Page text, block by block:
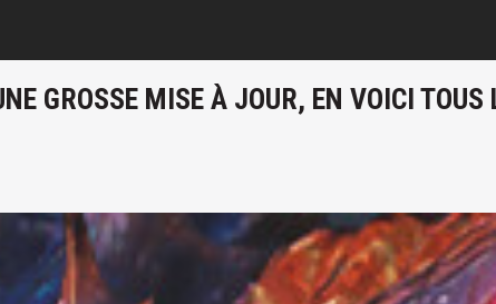
GROSSE MISE À JOUR, EN VOICI TOUS